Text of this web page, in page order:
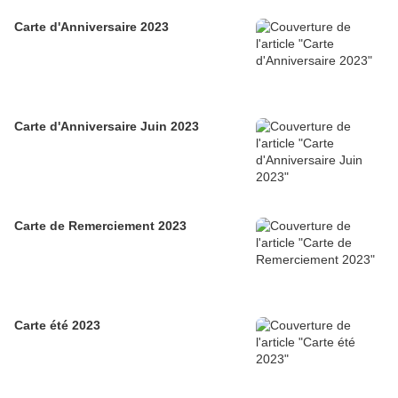
Carte d'Anniversaire 2023
Carte d'Anniversaire Juin 2023
Carte de Remerciement 2023
Carte été 2023